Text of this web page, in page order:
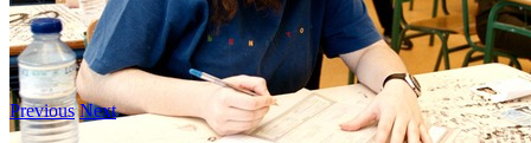
Previous Next